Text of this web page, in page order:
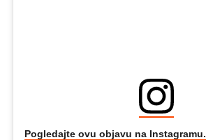
Pogledajte ovu objavu na Instagramu.